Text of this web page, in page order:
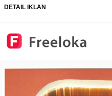
DETAIL IKLAN